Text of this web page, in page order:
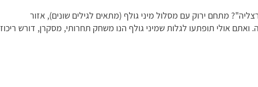
מתחם ירוק עם מסלול מיני גולף (מתאים לגילים שונים), אזור
ואתם אולי תופתעו לגלות שמיני גולף הנו משחק תחרותי, מסקרן, דורש ריכוז